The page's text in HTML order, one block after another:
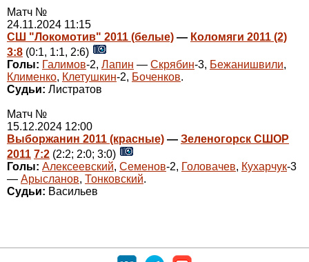
Матч №
24.11.2024 11:15
СШ "Локомотив" 2011 (белые) — Коломяги 2011 (2)
3:8 (0:1, 1:1, 2:6)
Голы: Галимов-2, Лапин — Скрябин-3, Бежанишвили,
Клименко, Клетушкин-2, Боченков.
Судьи: Листратов
Матч №
15.12.2024 12:00
Выборжанин 2011 (красные) — Зеленогорск СШОР
2011 7:2 (2:2; 2:0; 3:0)
Голы: Алексеевский, Семенов-2, Головачев, Кухарчук-3
— Арысланов, Тонковский.
Судьи: Васильев